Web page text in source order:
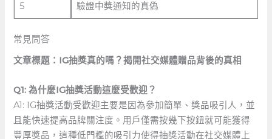
5 驗證中獎通知的真偽
常見問答
文章標題：IG抽獎真的嗎？揭開社交媒體贈品背後的真相
Q1: 為什麼IG抽獎活動這麼受歡迎？
A1: IG抽獎活動受歡迎主要是因為參加簡單、獎品吸引人，並
且能快速提高品牌關注度。用戶僅需按幾下按鈕就可能獲得
豐厚獎品，這種低門檻的吸引力使得抽獎活動在社交媒體上